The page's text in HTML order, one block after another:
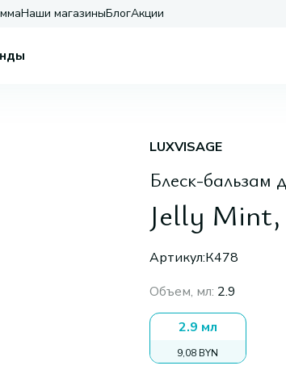
Наши магазиныБлогАкции
LUXVISAGE
Блеск-бальзам
Jelly Mint,
Артикул:К478
Объем, мл: 2.9
2.9 мл
9,08 BYN